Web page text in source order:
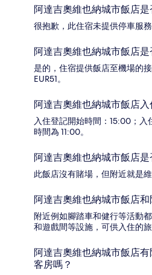
阿達吉奧維也納城市飯店是
很抱歉，此住宿未提供停車服
阿達吉奧維也納城市飯店
是的，住宿提供飯店至機場的
EUR51。
阿達吉奧維也納城市飯店
入住登記開始時間：15:00；
時間為 11:00。
阿達吉奧維也納城市飯店是
此飯店沒有賭場，但附近就是維
阿達吉奧維也納城市飯店
附近例如腳踏車和健行等活動
和遊戲間等設施，可供入住的旅
阿達吉奧維也納城市飯店
客房嗎？